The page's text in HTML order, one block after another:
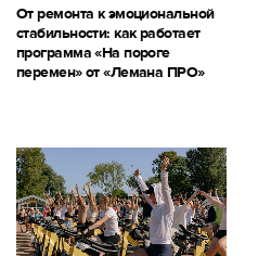
От ремонта к эмоциональной
стабильности: как работает
программа «На пороге
перемен» от «Лемана ПРО»